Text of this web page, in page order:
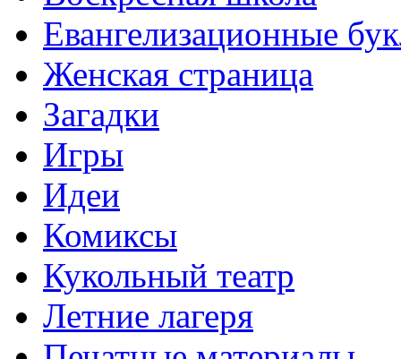
Евангелизационные
Женская страница
Загадки
Игры
Идеи
Комиксы
Кукольный театр
Летние лагеря